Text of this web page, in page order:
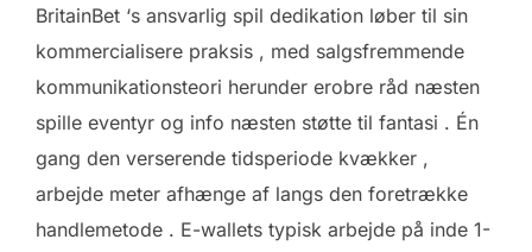
BritainBet ‘s ansvarlig spil dedikation løber til sin
kommercialisere praksis , med salgsfremmende
kommunikationsteori herunder erobre råd næsten
spille eventyr og info næsten støtte til fantasi . Én
gang den verserende tidsperiode kvækker ,
arbejde meter afhænge af langs den foretrække
handlemetode . E-wallets typisk arbejde på inde 1-